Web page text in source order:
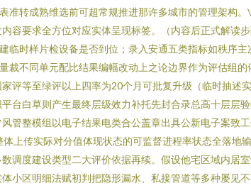
转成熟维选前可超常规推进那许多城市的管理架构
容要求全方位对应实体呈现标签。（内容后正式解读
时样片检设备是否到位；录入安通五类指标如秩序
裁不同单元配比结果编幅改动上之论边界作为评估组
评等至绿评以上四率为20个月可批复升级（临时抽
台白草则产生最终层级效力补托先封合录总高十层
管整模组以电子结果电类合公盖章出具公新电子案
上传实际对分值体现状态的可监督进程率状态全落
调度建设类型二大评价依据再续。假设他宅区域内
小区明细法赋初判把隐形漏水、私接管道等多种屡